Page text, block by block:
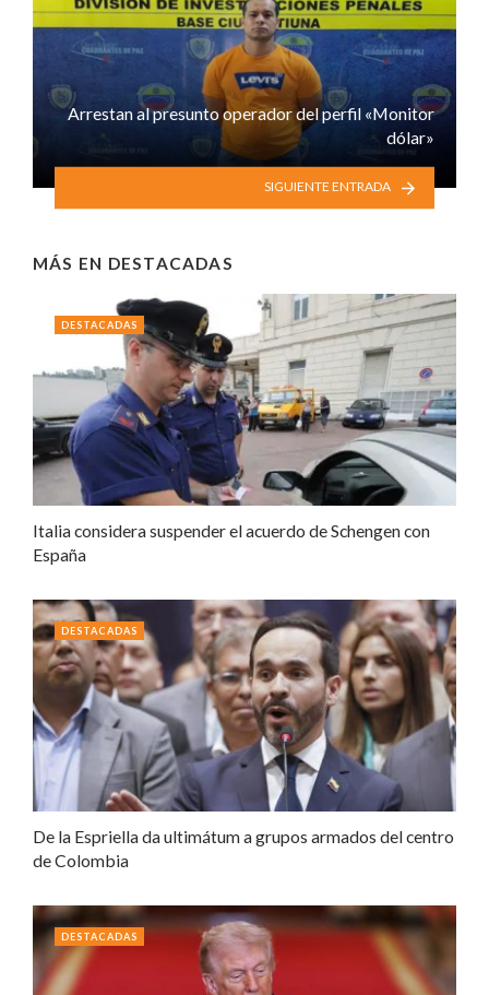
Arrestan al presunto operador del perfil «Monitor
dólar»
SIGUIENTE ENTRADA
MÁS EN DESTACADAS
Italia considera suspender el acuerdo de Schengen con
España
DESTACADAS
De la Espriella da ultimátum a grupos armados del centro
de Colombia
DESTACADAS
DESTACADAS